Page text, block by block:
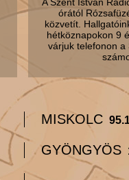
órától
közvetít.
hétköznapokon 9
várjuk telefonon
MISKOLC
GYÖNGYÖS